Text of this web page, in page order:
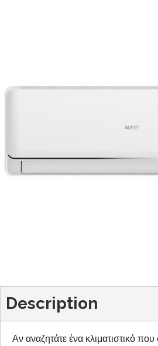
Description
Αν αναζητάτε ένα κλιματιστικό